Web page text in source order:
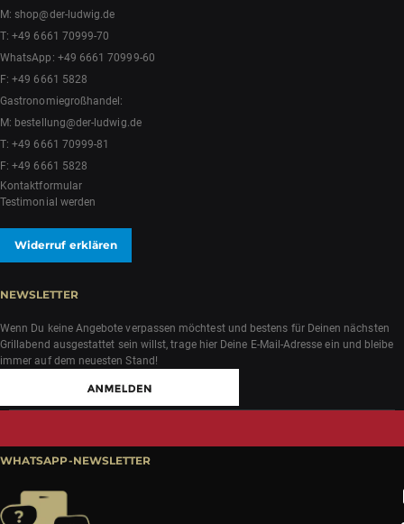
M:shop@der-ludwig.de
T:+49 6661 70999-70
WhatsApp: +49 6661 70999-60
F: +49 6661 5828
Gastronomiegroßhandel:
M: bestellung@der-ludwig.de
T:+49 6661 70999-81
F: +49 6661 5828
Kontaktformular
Testimonial werden
Widerruf erklären
NEWSLETTER
Wenn Du keine Angebote verpassen möchtest und bestens für Deinen nächsten
Grillabend ausgestattet sein willst, trage hier Deine E-Mail-Adresse ein und bleibe
immer auf dem neuesten Stand!
WHATSAPP-NEWSLETTER